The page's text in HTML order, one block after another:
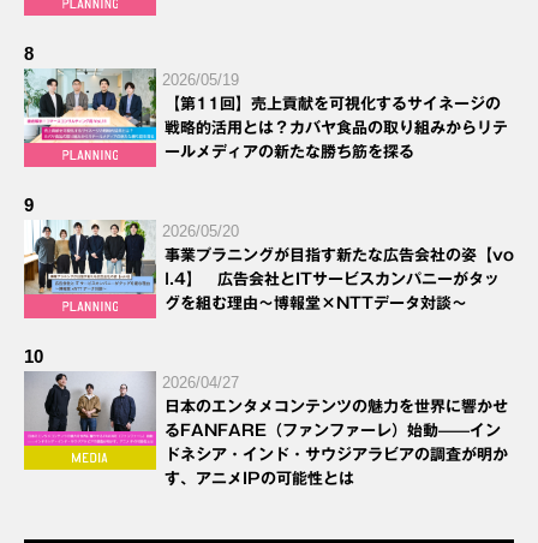
8
2026/05/19
【第11回】売上貢献を可視化するサイネージの
戦略的活用とは？カバヤ食品の取り組みからリテ
ールメディアの新たな勝ち筋を探る
9
2026/05/20
事業プラニングが目指す新たな広告会社の姿【vo
l.4】 広告会社とITサービスカンパニーがタッ
グを組む理由～博報堂×NTTデータ対談～
10
2026/04/27
日本のエンタメコンテンツの魅力を世界に響かせ
るFANFARE（ファンファーレ）始動——イン
ドネシア・インド・サウジアラビアの調査が明か
す、アニメIPの可能性とは